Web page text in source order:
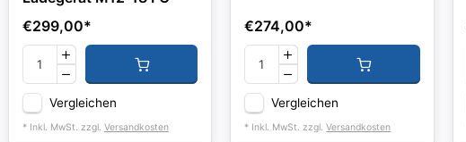
€299,00*
Vergleichen
* Inkl. MwSt. zzgl. Versandkosten
€274,00*
Vergleichen
* Inkl. MwSt. zzgl.Versandkosten